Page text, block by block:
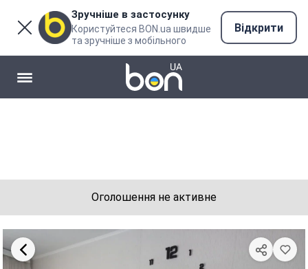
Зручніше в застосунку
Користуйтеся BON.ua швидше
та зручніше з мобільного
Відкрити
Оголошення не активне